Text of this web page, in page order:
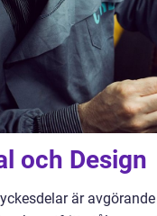
och Design
är